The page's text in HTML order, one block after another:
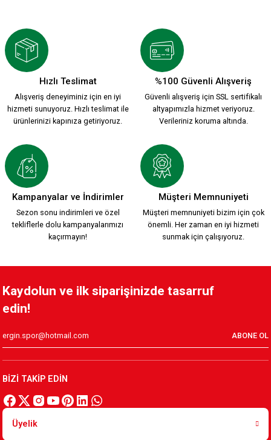
800,00 TL
YENİ SEZON 2026/2027 HUMMEL FUNCTIONAL POLO T-
2.000,00 TL
YENİ SEZON 2026/2027 HUMMEL TRANING T-SHIRT S.
1.500,00 TL
KAFSİNKAF 1912 T-SHIRT S.
800,00 TL
Hızlı Teslimat
Alışveriş deneyiminiz için en iyi
hizmeti sunuyoruz. Hızlı teslimat ile
ürünlerinizi kapınıza getiriyoruz.
%100 Güvenli Alışveriş
Güvenli alışveriş için SSL sertifikalı
altyapımızla hizmet veriyoruz.
Verileriniz koruma altında.
Kampanyalar ve İndirimler
Sezon sonu indirimleri ve özel
tekliflerle dolu kampanyalarımızı
kaçırmayın!
Müşteri Memnuniyeti
Müşteri memnuniyeti bizim için çok
önemli. Her zaman en iyi hizmeti
sunmak için çalışıyoruz.
Kaydolun ve ilk siparişinizde tasarruf
edin!
ABONE OL
BİZİ TAKİP EDİN
Üyelik